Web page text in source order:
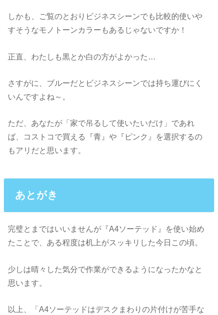
しかも、ご覧のとおりビジネスシーンでも比較的使いや
すそうなモノトーンカラーもあるじゃないですか！
正直、わたしも黒とか白の方がよかった…
さすがに、ブルーだとビジネスシーンでは持ち運びにく
いんですよね～。
ただ、あなたが「家で吊るして使いたいだけ」であれ
ば、コストコで買える『青』や『ピンク』を選択するの
もアリだと思います。
あとがき
完璧とまではいいませんが『A4ソーテッド』を使い始め
たことで、ある程度は机上がスッキリした今日この頃。
少しは晴々した気分で作業ができるようになったかなと
思います。
以上、「A4ソーテッドはデスクまわりの片付けが苦手な